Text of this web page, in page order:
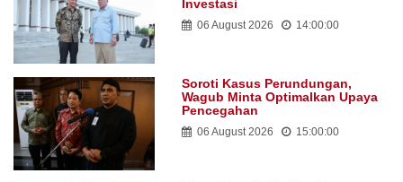
Investasi
06 August 2026 14:00:00
Soroti Kasus Perundungan,
Wagub Minta Optimalkan Upaya
Pencegahan
06 August 2026 15:00:00